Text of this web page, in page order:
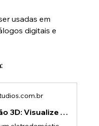
usadas em
digitais e
Animação 3D: Visualize eletrodomésticos sem Ir à loja | Lou Studio